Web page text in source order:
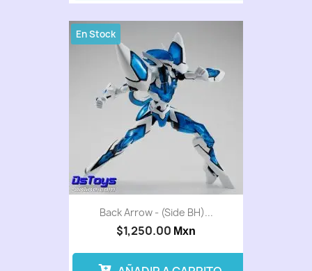
Back Arrow - (Side BH)...
$1,250.00 Mxn
En Stock